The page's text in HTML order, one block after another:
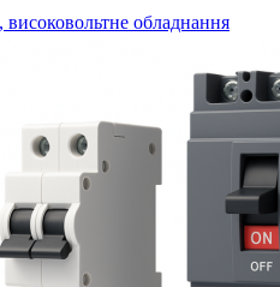
високовольтне обладнання